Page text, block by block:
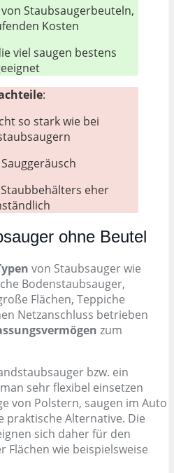
Staubsaugerbeuteln,
Kosten
viel saugen bestens
:
so stark wie bei
eher
ohne Beutel
von Staubsauger wie
Bodenstaubsauger,
Flächen, Teppiche
Netzanschluss betrieben
zum
bzw. ein
sehr flexibel einsetzen
von Polstern, saugen im Auto
praktische Alternative. Die
sich daher für den
Flächen wie beispielsweise